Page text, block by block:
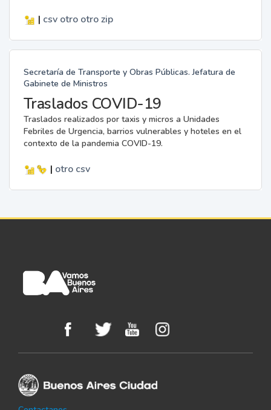
| csv otro otro zip
Secretaría de Transporte y Obras Públicas. Jefatura de
Gabinete de Ministros
Traslados COVID-19
Traslados realizados por taxis y micros a Unidades
Febriles de Urgencia, barrios vulnerables y hoteles en el
contexto de la pandemia COVID-19.
| otro csv